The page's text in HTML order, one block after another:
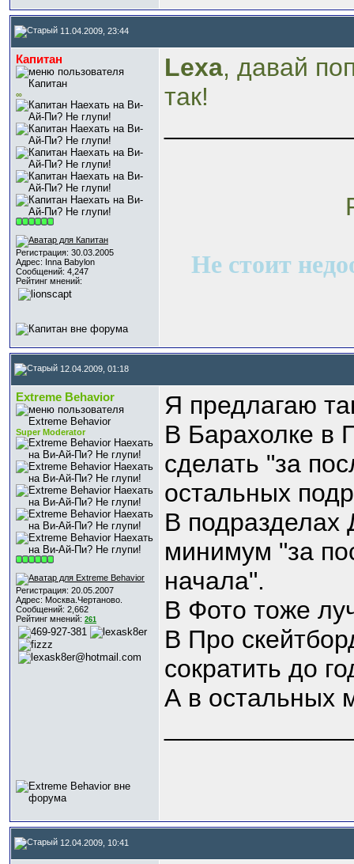
11.04.2009, 23:44
Капитан
∞
Регистрация: 30.03.2005
Адрес: Inna Babylon
Сообщений: 4,247
Рейтинг мнений:
Lexa, давай
так!
Не стоит
12.04.2009, 01:18
Extreme Behavior
Super Moderator
Регистрация: 20.05.2007
Адрес: Москва.Чертаново.
Сообщений: 2,662
Рейтинг мнений: 261
Я предлагаю
В Барахолке в
сделать "за
остальных
В подразделах
минимум "за
начала".
В Фото тоже
В Про
сократить до
А в остальных
12.04.2009, 10:41